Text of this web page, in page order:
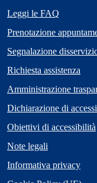
Leggi le FAQ
Prenotazione
Segnalazione
Richiesta assistenza
Amministrazione
Dichiarazione di
Obiettivi di accessibilità
Note legali
Informativa privacy